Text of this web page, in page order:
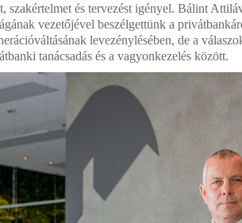
szakértelmet és tervezést igényel. Bálint
vezetőjével beszélgettünk a
levezénylésében, de a
tanácsadás és a vagyonkezelés között.